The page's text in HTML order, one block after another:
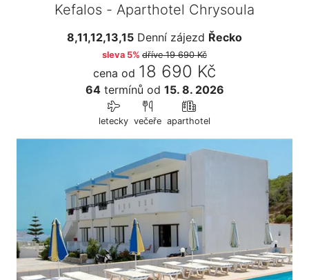
Kefalos - Aparthotel Chrysoula
8,11,12,13,15 Denní zájezd Řecko
sleva 5% dříve19 690 Kč
cena od 18 690 Kč
64termínů od 15. 8. 2026
letecky večeře aparthotel